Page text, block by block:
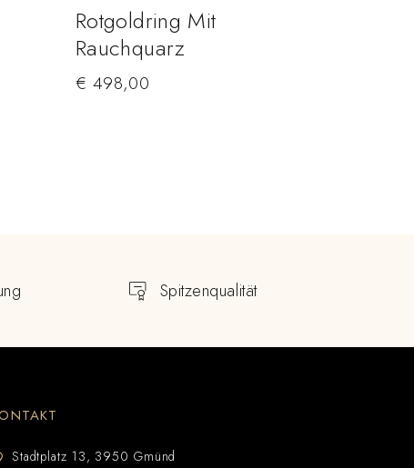
Rotgoldring Mit
Rauchquarz
€ 498,00
Spitzenqualität
Stadtplatz 13, 3950 Gmünd